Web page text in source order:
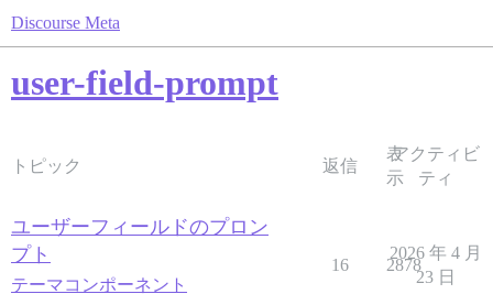
Discourse Meta
user-field-prompt
トピック 返信
表
示
アクティビ
ティ
ユーザーフィールドのプロン
プト
テーマコンポーネント
16 2878
2026 年 4 月
23 日